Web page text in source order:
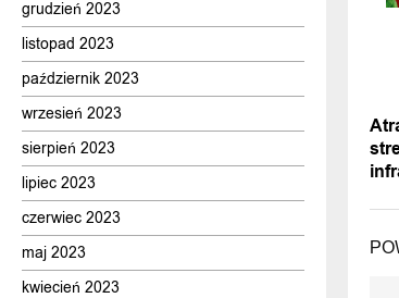
grudzień 2023
listopad 2023
październik 2023
wrzesień 2023
sierpień 2023
lipiec 2023
czerwiec 2023
maj 2023
kwiecień 2023